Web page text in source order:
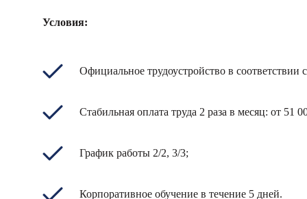
Условия:
Официальное трудоустройство в
Стабильная оплата труда 2 раза в месяц: от 51
График работы 2/2, 3/3;
Корпоративное обучение в течение 5 дней.